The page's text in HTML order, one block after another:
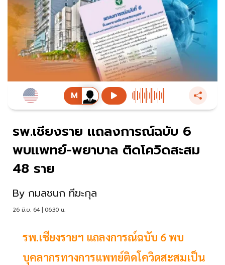
รพ.เชียงราย เเถลงการณ์ฉบับ 6
พบเเพทย์-พยาบาล ติดโควิดสะสม
48 ราย
By กมลชนก ทีฆะกุล
26 มิ.ย. 64 | 06:30 น.
รพ.เชียงรายฯ แถลงการณ์ฉบับ 6 พบ
บุคลากรทางการแพทย์ติดโควิดสะสมเป็น